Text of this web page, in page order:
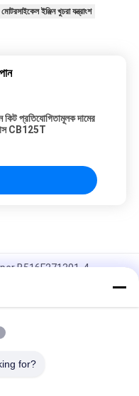
ইঞ্জিন খুচরা যন্ত্রাংশ
কিট প্রতিযোগিতামূলক দামের
CB125T
B516F271301-4
সস্তা পাইকারি উচ্চ পারফরম্যান্স
for?